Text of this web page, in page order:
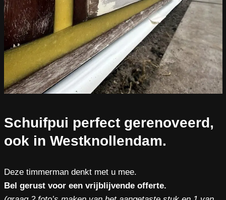
Schuifpui perfect gerenoveerd,
ook in Westknollendam.
Deze timmerman denkt met u mee.
Bel gerust voor een vrijblijvende offerte.